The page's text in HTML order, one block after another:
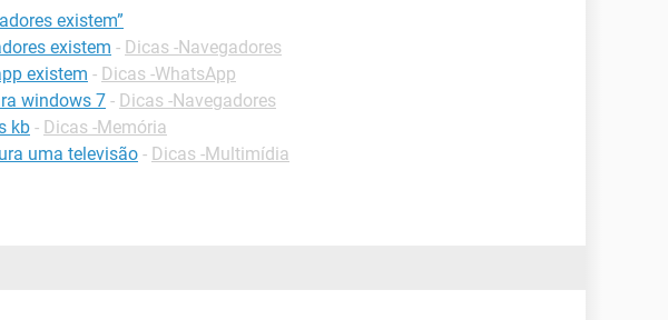
existem”
existem - Dicas -Navegadores
existem - Dicas -WhatsApp
windows 7 - Dicas -Navegadores
kb - Dicas -Memória
uma televisão - Dicas -Multimídia